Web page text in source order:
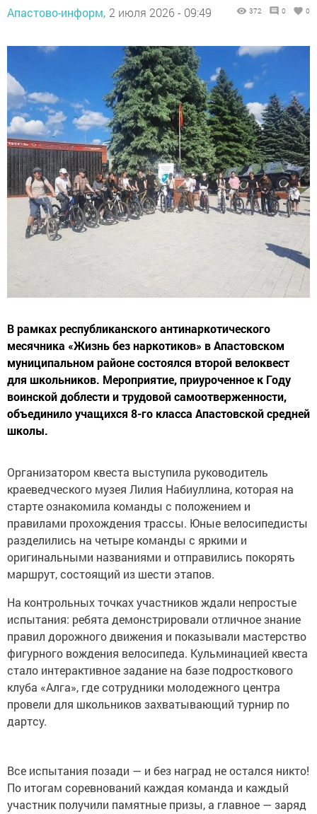
Апастово-информ, 2 июля 2026 - 09:49 372 0 0
В рамках республиканского антинаркотического
месячника «Жизнь без наркотиков» в Апастовском
муниципальном районе состоялся второй велоквест
для школьников. Мероприятие, приуроченное к Году
воинской доблести и трудовой самоотверженности,
объединило учащихся 8-го класса Апастовской средней
школы.
Организатором квеста выступила руководитель
краеведческого музея Лилия Набиуллина, которая на
старте ознакомила команды с положением и
правилами прохождения трассы. Юные велосипедисты
разделились на четыре команды с яркими и
оригинальными названиями и отправились покорять
маршрут, состоящий из шести этапов.
На контрольных точках участников ждали непростые
испытания: ребята демонстрировали отличное знание
правил дорожного движения и показывали мастерство
фигурного вождения велосипеда. Кульминацией квеста
стало интерактивное задание на базе подросткового
клуба «Алга», где сотрудники молодежного центра
провели для школьников захватывающий турнир по
дартсу.
Все испытания позади — и без наград не остался никто!
По итогам соревнований каждая команда и каждый
участник получили памятные призы, а главное — заряд